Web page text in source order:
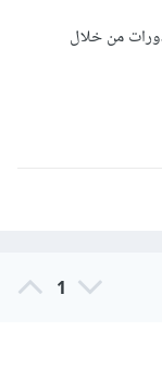
من خلال
1